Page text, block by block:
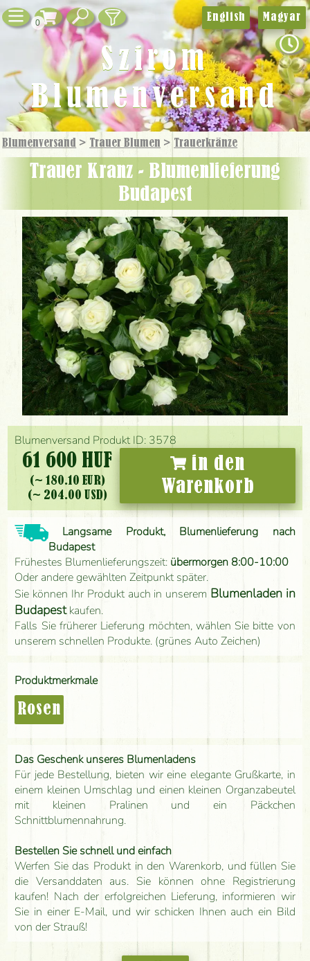
0
Blumenversand > Trauer Blumen > Trauer­kränze
Trauer Kranz - Blumenlieferung
Budapest
Blumenversand Produkt ID: 3578
61 600 HUF
(~ 180.10 EUR)
(~ 204.00 USD)
in den
Warenkorb
Langsame Produkt, Blumenlieferung nach
Budapest
Frühestes Blumenlieferungszeit: übermorgen 8:00-10:00
Oder andere gewählten Zeitpunkt später.
Sie können Ihr Produkt auch in unserem Blumenladen in
Budapestkaufen.
Falls Sie früherer Lieferung möchten, wählen Sie bitte von
unserem schnellen Produkte. (grünes Auto Zeichen)
Produktmerkmale
Rosen
Das Geschenk unseres Blumenladens
Für jede Bestellung, bieten wir eine elegante Grußkarte, in
einem kleinen Umschlag und einen kleinen Organzabeutel
mit kleinen Pralinen und ein Päckchen
Schnittblumennahrung.
Bestellen Sie schnell und einfach
Werfen Sie das Produkt in den Warenkorb, und füllen Sie
die Versanddaten aus. Sie können ohne Registrierung
kaufen! Nach der erfolgreichen Lieferung, informieren wir
Sie in einer E-Mail, und wir schicken Ihnen auch ein Bild
von der Strauß!
English Magyar
Szirom
Blumenversand